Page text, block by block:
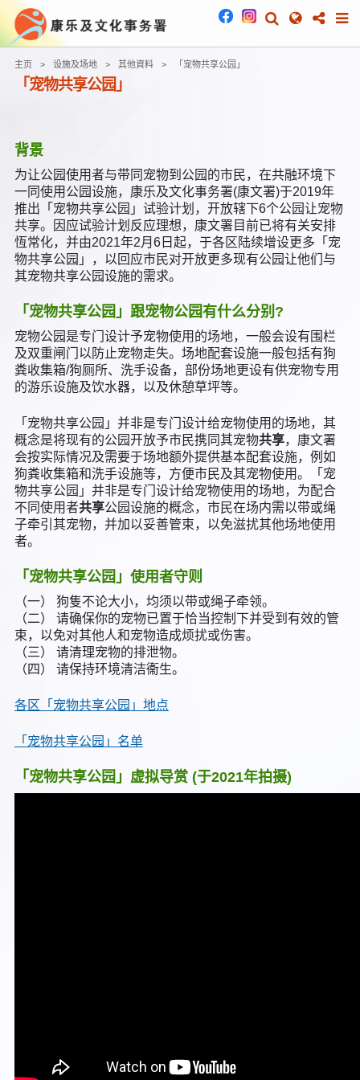
主页 设施及场地 其他資料 「宠物共享公园」
「宠物共享公园」
背景
为让公园使用者与带同宠物到公园的市民，在共融环境下
一同使用公园设施，康乐及文化事务署(康文署)于2019年
推出「宠物共享公园」试验计划，开放辖下6个公园让宠物
共享。因应试验计划反应理想，康文署目前已将有关安排
恆常化，并由2021年2月6日起，于各区陆续增设更多「宠
物共享公园」，以回应市民对开放更多现有公园让他们与
其宠物共享公园设施的需求。
「宠物共享公园」跟宠物公园有什么分别?
宠物公园是专门设计予宠物使用的场地，一般会设有围栏
及双重闸门以防止宠物走失。场地配套设施一般包括有狗
粪收集箱/狗厕所、洗手设备，部份场地更设有供宠物专用
的游乐设施及饮水器，以及休憩草坪等。
「宠物共享公园」并非是专门设计给宠物使用的场地，其
概念是将现有的公园开放予市民携同其宠物共享，康文署
会按实际情况及需要于场地额外提供基本配套设施，例如
狗粪收集箱和洗手设施等，方便市民及其宠物使用。「宠
物共享公园」并非是专门设计给宠物使用的场地，为配合
不同使用者共享公园设施的概念，市民在场内需以带或绳
子牵引其宠物，并加以妥善管束，以免滋扰其他场地使用
者。
「宠物共享公园」使用者守则
（一） 狗隻不论大小，均须以带或绳子牵领。
（二） 请确保你的宠物已置于恰当控制下并受到有效的管
束，以免对其他人和宠物造成烦扰或伤害。
（三） 请清理宠物的排泄物。
（四） 请保持环境清洁衞生。
各区「宠物共享公园」地点
「宠物共享公园」名单
「宠物共享公园」虚拟导赏 (于2021年拍摄)